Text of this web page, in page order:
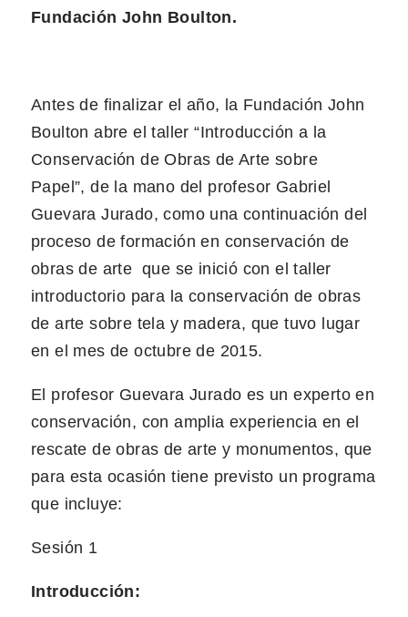
Fundación John Boulton.
Antes de finalizar el año, la Fundación John
Boulton abre el taller “Introducción a la
Conservación de Obras de Arte sobre
Papel”, de la mano del profesor Gabriel
Guevara Jurado, como una continuación del
proceso de formación en conservación de
obras de arte que se inició con el taller
introductorio para la conservación de obras
de arte sobre tela y madera, que tuvo lugar
en el mes de octubre de 2015.
El profesor Guevara Jurado es un experto en
conservación, con amplia experiencia en el
rescate de obras de arte y monumentos, que
para esta ocasión tiene previsto un programa
que incluye:
Sesión 1
Introducción: